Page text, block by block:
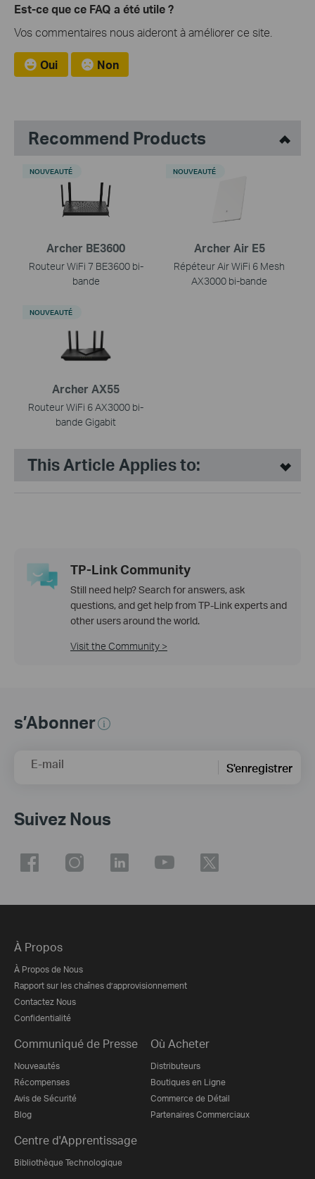
Est-ce que ce FAQ a été utile ?
Vos commentaires nous aideront à améliorer ce site.
Oui Non
Recommend Products
Archer BE3600
Routeur WiFi 7 BE3600 bi-
bande
NOUVEAUTÉ
Archer Air E5
Répéteur Air WiFi 6 Mesh
AX3000 bi-bande
NOUVEAUTÉ
Archer AX55
Routeur WiFi 6 AX3000 bi-
bande Gigabit
NOUVEAUTÉ
This Article Applies to:
TP-Link Community
Still need help? Search for answers, ask
questions, and get help from TP-Link experts and
other users around the world.
Visit the Community >
s’Abonner
E-mail S'enregistrer
Suivez Nous
À Propos
À Propos de Nous
Rapport sur les chaînes d’approvisionnement
Contactez Nous
Confidentialité
Communiqué de Presse
Nouveautés
Récompenses
Avis de Sécurité
Blog
Où Acheter
Distributeurs
Boutiques en Ligne
Commerce de Détail
Partenaires Commerciaux
Centre d'Apprentissage
Bibliothèque Technologique